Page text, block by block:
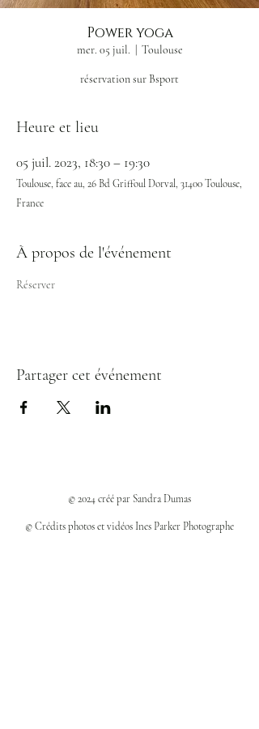
Power yoga
mer. 05 juil. Toulouse
réservation sur Bsport
Heure et lieu
05 juil. 2023, 18:30 – 19:30
Toulouse, face au, 26 Bd Griffoul Dorval, 31400 Toulouse,
France
À propos de l'événement
Réserver
Partager cet événement
© 2024 créé par Sandra Dumas
© Crédits photos et vidéos Ines Parker Photographe